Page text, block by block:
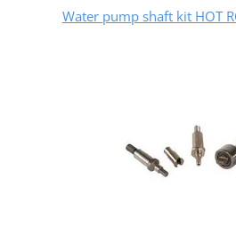
Water pump shaft kit HOT